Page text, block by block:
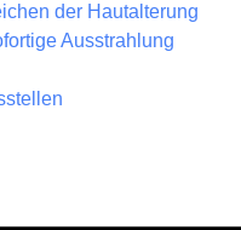
der Hautalterung
Ausstrahlung